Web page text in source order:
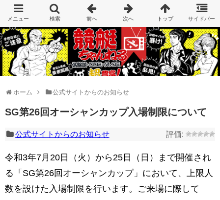
ホーム 公式サイトからのお知らせ
SG第26回オーシャンカップ入場制限について
公式サイトからのお知らせ
令和3年7月20日（火）から25日（日）まで開催され
る「SG第26回オーシャンカップ」において、上限人
数を設けた入場制限を行います。ご来場に際して